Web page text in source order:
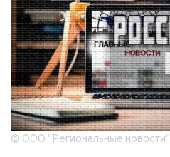
© ООО "Региональные новости"